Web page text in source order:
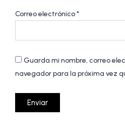
Correo electrónico*
Guarda mi nombre, correo
navegador para la próxima vez